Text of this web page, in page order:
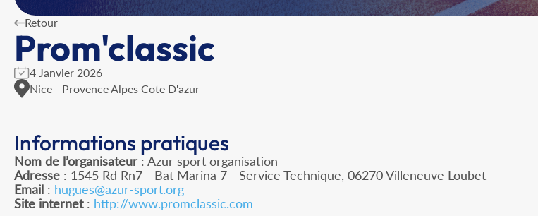
Retour
Prom'classic
4 Janvier 2026
Nice - Provence Alpes Cote D'azur
Informations pratiques
Nom de l’organisateur : Azur sport organisation
Adresse : 1545 Rd Rn7 - Bat Marina 7 - Service Technique, 06270 Villeneuve Loubet
Email : hugues@azur-sport.org
Site internet: http://www.promclassic.com